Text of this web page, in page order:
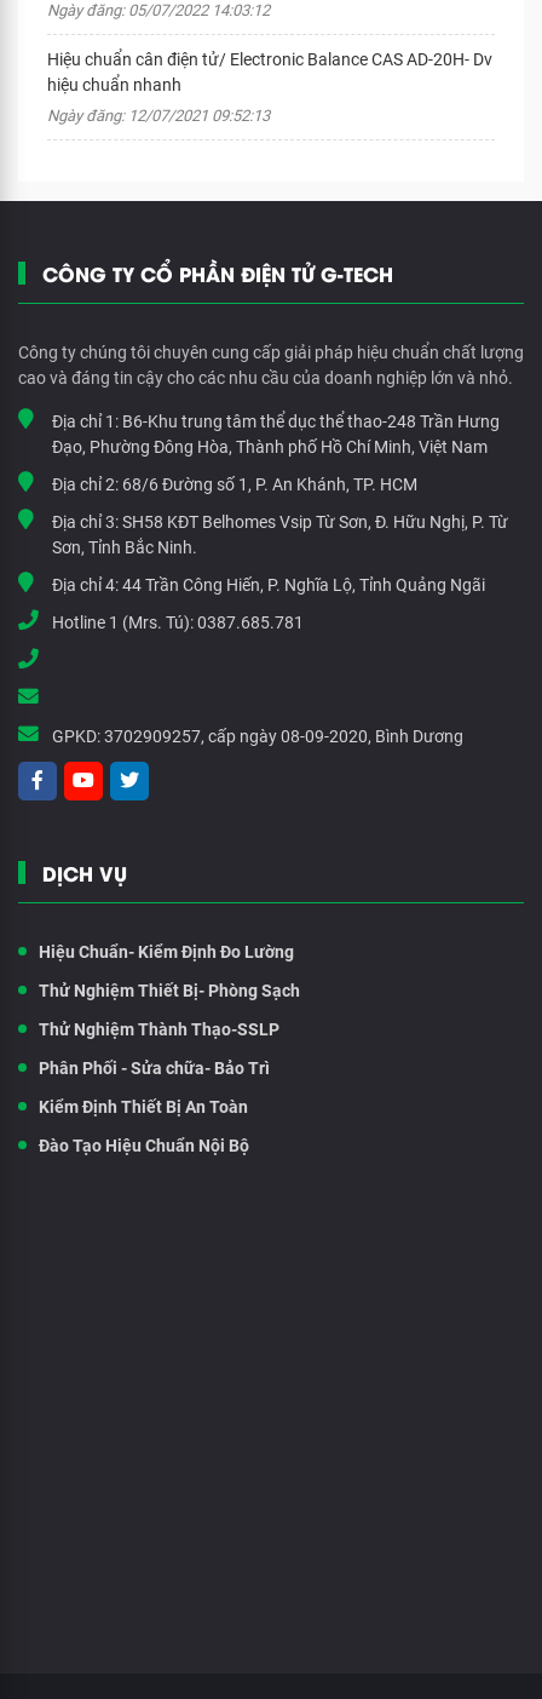
Ngày đăng: 05/07/2022 14:03:12
Hiệu chuẩn cân điện tử/ Electronic Balance CAS AD-20H- Dv
hiệu chuẩn nhanh
Ngày đăng: 12/07/2021 09:52:13
CÔNG TY CỔ PHẦN ĐIỆN TỬ G-TECH
Công ty chúng tôi chuyên cung cấp giải pháp hiệu chuẩn chất lượng
cao và đáng tin cậy cho các nhu cầu của doanh nghiệp lớn và nhỏ.
Địa chỉ 1: B6-Khu trung tâm thể dục thể thao-248 Trần Hưng
Đạo, Phường Đông Hòa, Thành phố Hồ Chí Minh, Việt Nam
Địa chỉ 2: 68/6 Đường số 1, P. An Khánh, TP. HCM
Địa chỉ 3:SH58 KĐT Belhomes Vsip Từ Sơn, Đ. Hữu Nghị, P. Từ
Sơn, Tỉnh Bắc Ninh.
Địa chỉ 4:44 Trần Công Hiến, P. Nghĩa Lộ, Tỉnh Quảng Ngãi
Hotline 1 (Mrs. Tú):0387.685.781
GPKD:3702909257, cấp ngày 08-09-2020, Bình Dương
DỊCH VỤ
Hiệu Chuẩn- Kiểm Định Đo Lường
Thử Nghiệm Thiết Bị- Phòng Sạch
Thử Nghiệm Thành Thạo-SSLP
Phân Phối - Sửa chữa- Bảo Trì
Kiểm Định Thiết Bị An Toàn
Đào Tạo Hiệu Chuẩn Nội Bộ